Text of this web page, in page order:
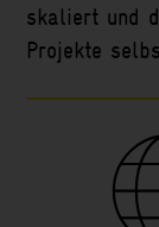
skaliert und
Projekte